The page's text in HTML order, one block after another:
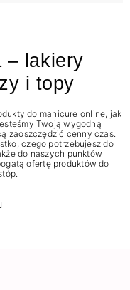
– lakiery
i topy
do manicure online, jak
Twoją wygodną
zaoszczędzić cenny czas.
czego potrzebujesz do
do naszych punktów
ofertę produktów do